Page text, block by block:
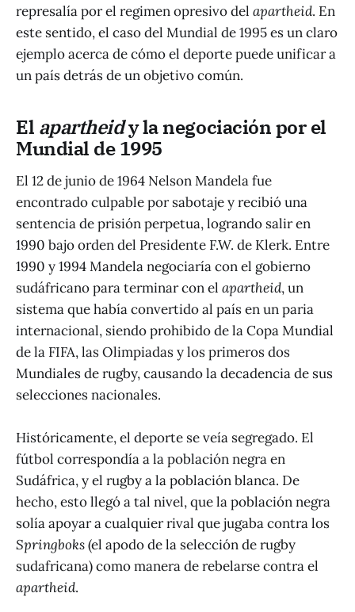
represalía por el regimen opresivo del apartheid. En
este sentido, el caso del Mundial de 1995 es un claro
ejemplo acerca de cómo el deporte puede unificar a
un país detrás de un objetivo común.
El apartheidy la negociación por el
Mundial de 1995
El 12 de junio de 1964 Nelson Mandela fue
encontrado culpable por sabotaje y recibió una
sentencia de prisión perpetua, logrando salir en
1990 bajo orden del Presidente F.W. de Klerk. Entre
1990 y 1994 Mandela negociaría con el gobierno
sudáfricano para terminar con el apartheid, un
sistema que había convertido al país en un paria
internacional, siendo prohibido de la Copa Mundial
de la FIFA, las Olimpiadas y los primeros dos
Mundiales de rugby, causando la decadencia de sus
selecciones nacionales.
Históricamente, el deporte se veía segregado. El
fútbol correspondía a la población negra en
Sudáfrica, y el rugby a la población blanca. De
hecho, esto llegó a tal nivel, que la población negra
solía apoyar a cualquier rival que jugaba contra los
Springboks(el apodo de la selección de rugby
sudafricana) como manera de rebelarse contra el
apartheid.